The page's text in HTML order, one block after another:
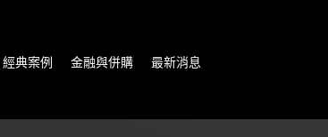
經典案例 金融與併購 最新消息